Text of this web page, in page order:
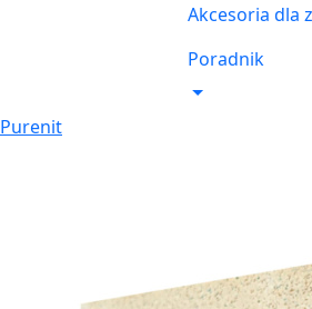
Akcesoria dla
Poradnik
Purenit